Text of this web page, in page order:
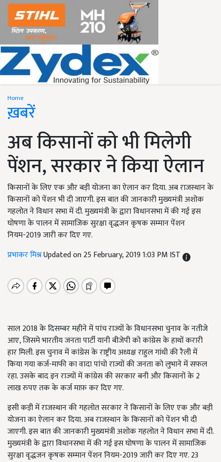
Home
ख़बरें
अब किसानों को भी मिलेगी
पेंशन, सरकार ने किया ऐलान
किसानों के लिए एक और बड़ी योजना का ऐलान कर दिया. अब राजस्थान के
किसानों को पेंशन भी दी जाएगी. इस बात की जानकारी मुख्यमंत्री अशोक
गहलोत ने विधान सभा में दी. मुख्यमंत्री के द्वारा विधानसभा में की गई इस
घोषणा के पालन में सामाजिक सुरक्षा वृद्धजन कृषक सम्मान पेंशन
नियम-2019 जारी कर दिए गए.
प्रभाकर मिश्रUpdated on 25 February, 2019 1:03 PM IST
साल 2018 के दिसम्बर महीने में पांच राज्यों के विधानसभा चुनाव के नतीजे
आए, जिसमे भारतीय जनता पार्टी यानी बीजेपी को कांग्रेस के हाथों करारी
हार मिली. इस चुनाव में कांग्रेस के राष्ट्रीय अध्यक्ष राहुल गांधी की रैली में
किया गया कर्ज-माफी का वादा पांचो राज्यों की जनता को लुभाने में सफल
रहा. उसके बाद इन राज्यों में कांग्रेस की सरकार बनी और किसानों के 2
लाख रुपए तक के कर्ज माफ़ कर दिए गए.
इसी कड़ी में राजस्थान की गहलोत सरकार ने किसानों के लिए एक और बड़ी
योजना का ऐलान कर दिया. अब राजस्थान के किसानों को पेंशन भी दी
जाएगी. इस बात की जानकारी मुख्यमंत्री अशोक गहलोत ने विधान सभा में दी.
मुख्यमंत्री के द्वारा विधानसभा में की गई इस घोषणा के पालन में सामाजिक
सुरक्षा वृद्धजन कृषक सम्मान पेंशन नियम-2019 जारी कर दिए गए. 23